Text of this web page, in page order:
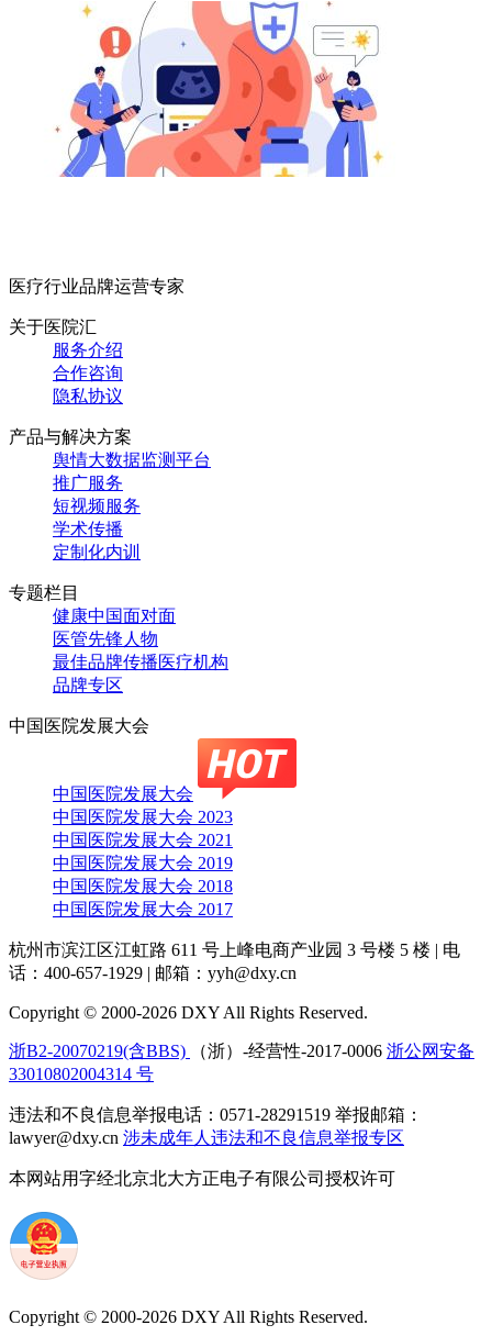
医疗行业品牌运营专家
关于医院汇
服务介绍
合作咨询
隐私协议
产品与解决方案
舆情大数据监测平台
推广服务
短视频服务
学术传播
定制化内训
专题栏目
健康中国面对面
医管先锋人物
最佳品牌传播医疗机构
品牌专区
中国医院发展大会
中国医院发展大会
中国医院发展大会 2023
中国医院发展大会 2021
中国医院发展大会 2019
中国医院发展大会 2018
中国医院发展大会 2017
杭州市滨江区江虹路 611 号上峰电商产业园 3 号楼 5 楼 | 电
话：400-657-1929 | 邮箱：yyh@dxy.cn
Copyright © 2000-2026 DXY All Rights Reserved.
浙B2-20070219(含BBS) （浙）-经营性-2017-0006 浙公网安备
33010802004314 号
违法和不良信息举报电话：0571-28291519 举报邮箱：
lawyer@dxy.cn 涉未成年人违法和不良信息举报专区
本网站用字经北京北大方正电子有限公司授权许可
Copyright © 2000-2026 DXY All Rights Reserved.